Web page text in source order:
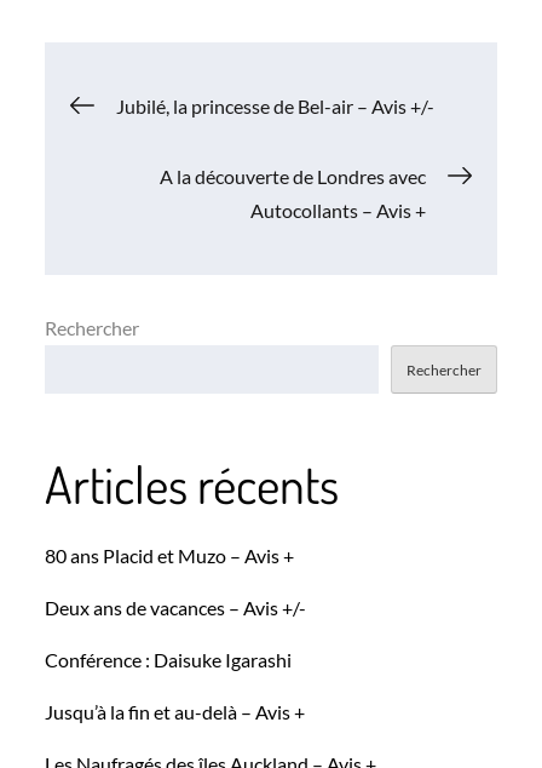
Navigation
Jubilé, la princesse de Bel-air – Avis +/-
A la découverte de Londres avec
Autocollants – Avis +
Rechercher
Rechercher
Articles récents
80 ans Placid et Muzo – Avis +
Deux ans de vacances – Avis +/-
Conférence : Daisuke Igarashi
Jusqu’à la fin et au-delà – Avis +